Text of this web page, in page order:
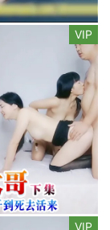
VIP
VIP